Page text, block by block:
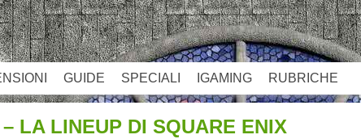
GUIDE SPECIALI IGAMING RUBRICHE
LA LINEUP DI SQUARE ENIX